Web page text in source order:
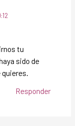
tu
sido de
Responder